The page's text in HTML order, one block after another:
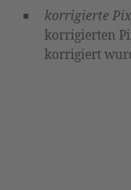
korrigierte
korrigierten
korrigiert